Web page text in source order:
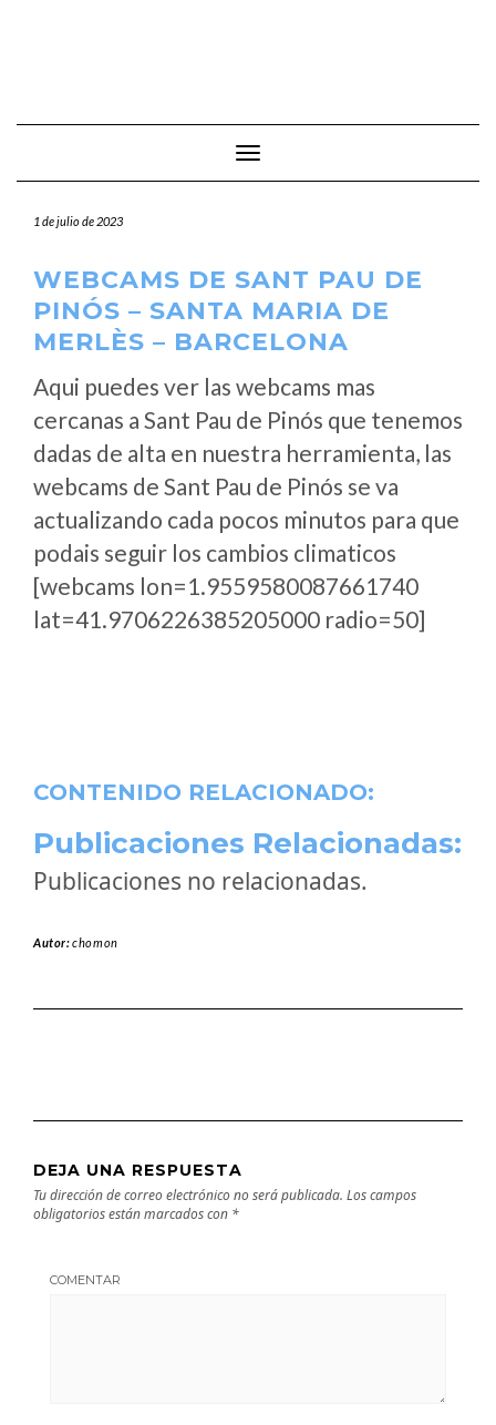
Cambiar modo de navegación
1 de julio de 2023
WEBCAMS DE SANT PAU DE
PINÓS – SANTA MARIA DE
MERLÈS – BARCELONA
Aqui puedes ver las webcams mas
cercanas a Sant Pau de Pinós que tenemos
dadas de alta en nuestra herramienta, las
webcams de Sant Pau de Pinós se va
actualizando cada pocos minutos para que
podais seguir los cambios climaticos
[webcams lon=1.9559580087661740
lat=41.9706226385205000 radio=50]
CONTENIDO RELACIONADO:
Publicaciones Relacionadas:
Publicaciones no relacionadas.
Autor:chomon
DEJA UNA RESPUESTA
Tu dirección de correo electrónico no será publicada. Los campos
obligatorios están marcados con *
COMENTAR